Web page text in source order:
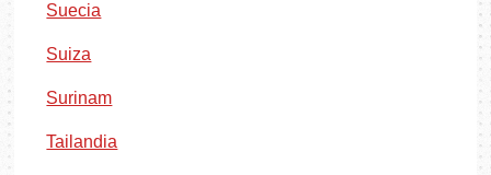
Suecia
Suiza
Surinam
Tailandia